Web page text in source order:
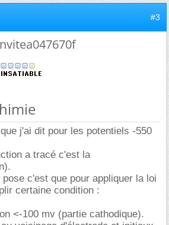
#3
j'ai dit pour les potentiels -550
a tracé c'est la
c'est que pour appliquer la loi
certaine condition :
<-100 mv (partie cathodique).